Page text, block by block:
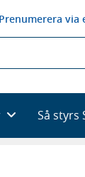
Prenumerera via
Så styrs